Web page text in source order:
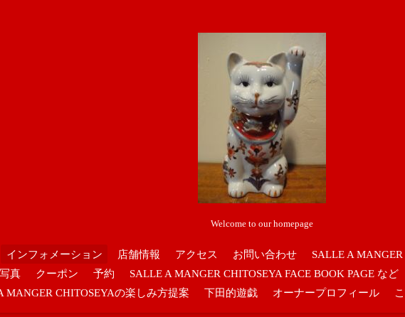
Welcome to our homepage
インフォメーション 店舗情報 アクセス お問い合わせ SALLE A
写真 クーポン 予約 SALLE A MANGER CHITOSEYA FACE BOOK PAGE など
MANGER CHITOSEYAの楽しみ方提案
下田的遊戯 オーナープロフィール